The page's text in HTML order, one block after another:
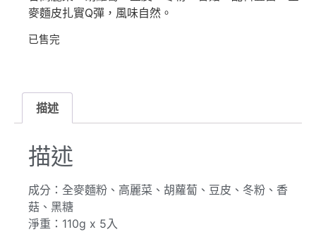
麥麵皮扎實Q彈，風味自然。
已售完
描述
描述
成分：全麥麵粉、高麗菜、胡蘿蔔、豆皮、冬粉、香
菇、黑糖
淨重：110g x 5入